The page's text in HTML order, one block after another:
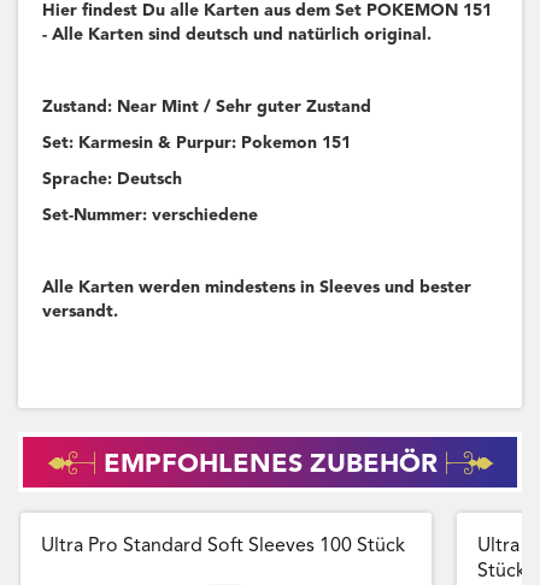
Hier findest Du alle Karten aus dem Set POKEMON 151
- Alle Karten sind deutsch und natürlich original.
Zustand: Near Mint / Sehr guter Zustand
Set: Karmesin & Purpur: Pokemon 151
Sprache: Deutsch
Set-Nummer: verschiedene
Alle Karten werden mindestens in Sleeves und bester
versandt.
EMPFOHLENES ZUBEHÖR
Ultra Pro Standard Soft Sleeves 100 Stück
Ultra
Stück